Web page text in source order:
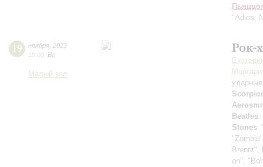
"Adios,
19 ноября 2023
19:00 Вс
Малый зал
Рок-
ударные
Beatles:
Stones:
Brennt";
on",